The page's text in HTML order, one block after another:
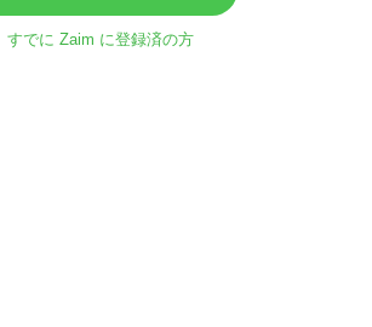
すでに Zaim に登録済の方